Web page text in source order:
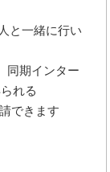
と一緒に行い
同期インター
れる
できます